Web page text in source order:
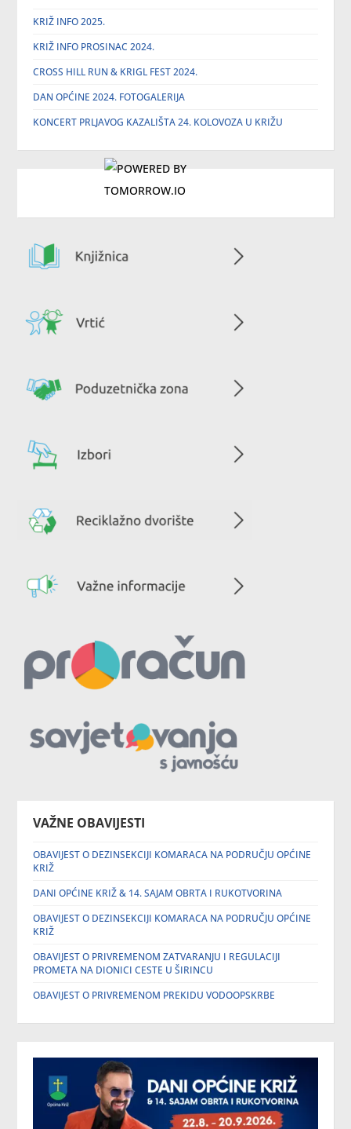
KRIŽ INFO 2025.
KRIŽ INFO PROSINAC 2024.
CROSS HILL RUN & KRIGL FEST 2024.
DAN OPĆINE 2024. FOTOGALERIJA
KONCERT PRLJAVOG KAZALIŠTA 24. KOLOVOZA U KRIŽU
VAŽNE OBAVIJESTI
OBAVIJEST O DEZINSEKCIJI KOMARACA NA PODRUČJU OPĆINE
KRIŽ
DANI OPĆINE KRIŽ & 14. SAJAM OBRTA I RUKOTVORINA
OBAVIJEST O DEZINSEKCIJI KOMARACA NA PODRUČJU OPĆINE
KRIŽ
OBAVIJEST O PRIVREMENOM ZATVARANJU I REGULACIJI
PROMETA NA DIONICI CESTE U ŠIRINCU
OBAVIJEST O PRIVREMENOM PREKIDU VODOOPSKRBE